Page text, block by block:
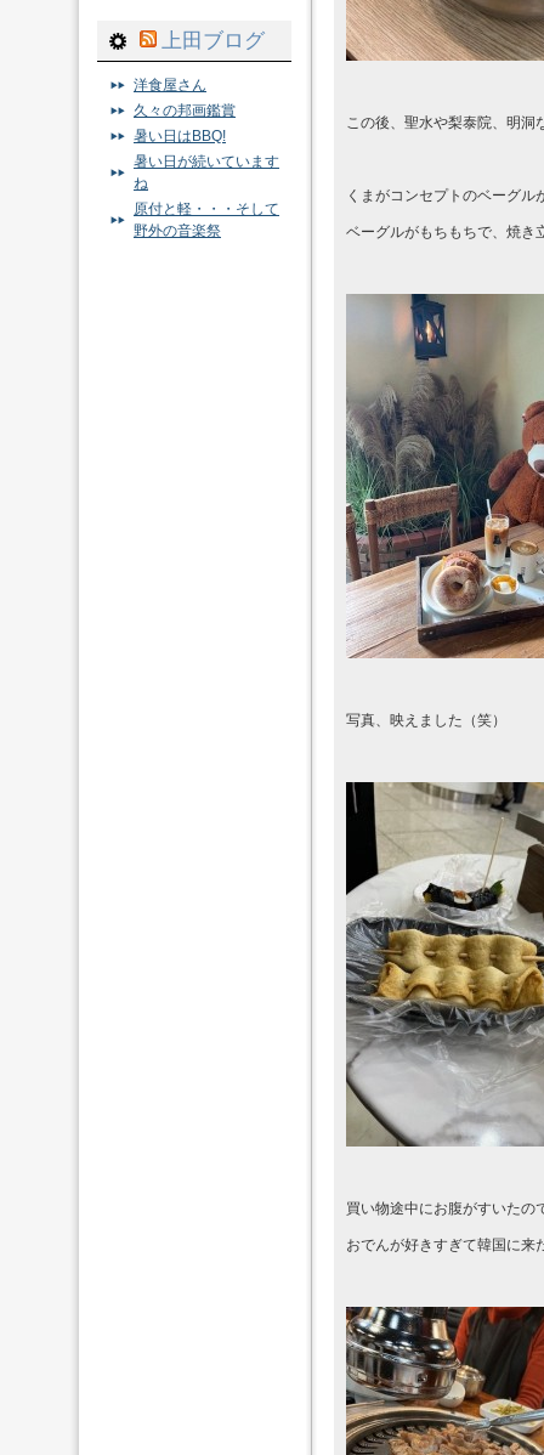
この後、聖水や梨泰院、明洞
くまがコンセプトのベーグル
ベーグルがもちもちで、焼き
写真、映えました（笑）
買い物途中にお腹がすいたの
おでんが好きすぎて韓国に来
上田ブログ
洋食屋さん
久々の邦画鑑賞
暑い日はBBQ!
暑い日が続いています
ね
原付と軽・・・そして
野外の音楽祭